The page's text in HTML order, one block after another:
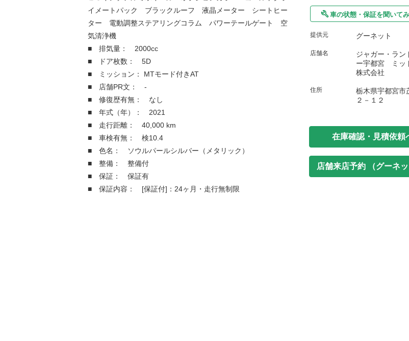
イメートパック ブラックルーフ 液晶メーター シートヒー
ター 電動調整ステアリングコラム パワーテールゲート 空
気清浄機
■ 排気量： 2000cc
■ ドア枚数： 5D
■ ミッション： MTモード付きAT
■ 店舗PR文： -
■ 修復歴有無： なし
■ 年式（年）： 2021
■ 走行距離： 40,000 km
■ 車検有無： 検10.4
■ 色名： ソウルパールシルバー（メタリック）
■ 整備： 整備付
■ 保証： 保証有
■ 保証内容： [保証付]：24ヶ月・走行無制限
車の状態・保証を聞いて
提供元 グーネット
店舗名
ジャガー・ラン
ー宇都宮 ミッ
株式会社
住所
栃木県宇都宮市
２－１２
在庫確認・見積依頼
店舗来店予約 （グーネッ